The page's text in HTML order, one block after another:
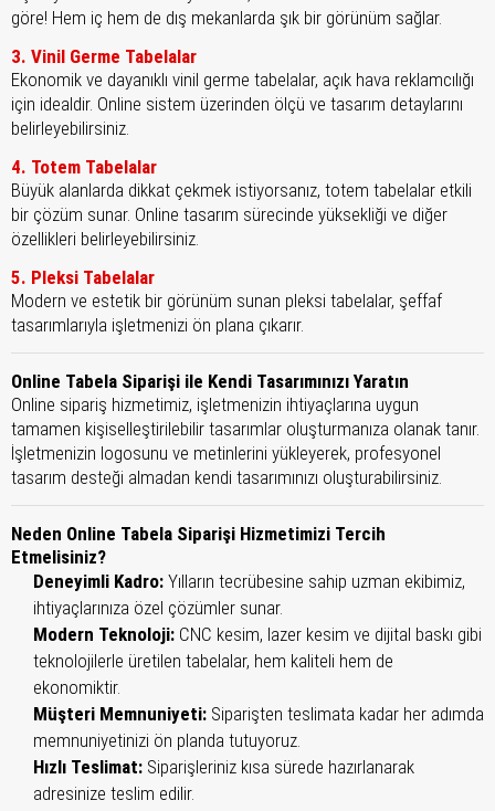
göre! Hem iç hem de dış mekanlarda şık bir görünüm sağlar.
3. Vinil Germe Tabelalar
Ekonomik ve dayanıklı vinil germe tabelalar, açık hava reklamcılığı
için idealdir. Online sistem üzerinden ölçü ve tasarım detaylarını
belirleyebilirsiniz.
4. Totem Tabelalar
Büyük alanlarda dikkat çekmek istiyorsanız, totem tabelalar etkili
bir çözüm sunar. Online tasarım sürecinde yüksekliği ve diğer
özellikleri belirleyebilirsiniz.
5. Pleksi Tabelalar
Modern ve estetik bir görünüm sunan pleksi tabelalar, şeffaf
tasarımlarıyla işletmenizi ön plana çıkarır.
Online Tabela Siparişi ile Kendi Tasarımınızı Yaratın
Online sipariş hizmetimiz, işletmenizin ihtiyaçlarına uygun
tamamen kişiselleştirilebilir tasarımlar oluşturmanıza olanak tanır.
İşletmenizin logosunu ve metinlerini yükleyerek, profesyonel
tasarım desteği almadan kendi tasarımınızı oluşturabilirsiniz.
Neden Online Tabela Siparişi Hizmetimizi Tercih
Etmelisiniz?
Deneyimli Kadro: Yılların tecrübesine sahip uzman ekibimiz,
ihtiyaçlarınıza özel çözümler sunar.
Modern Teknoloji: CNC kesim, lazer kesim ve dijital baskı gibi
teknolojilerle üretilen tabelalar, hem kaliteli hem de
ekonomiktir.
Müşteri Memnuniyeti: Siparişten teslimata kadar her adımda
memnuniyetinizi ön planda tutuyoruz.
Hızlı Teslimat: Siparişleriniz kısa sürede hazırlanarak
adresinize teslim edilir.